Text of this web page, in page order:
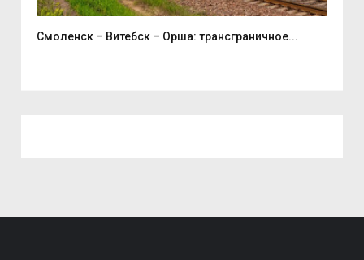
Смоленск – Витебск – Орша: трансграничное...